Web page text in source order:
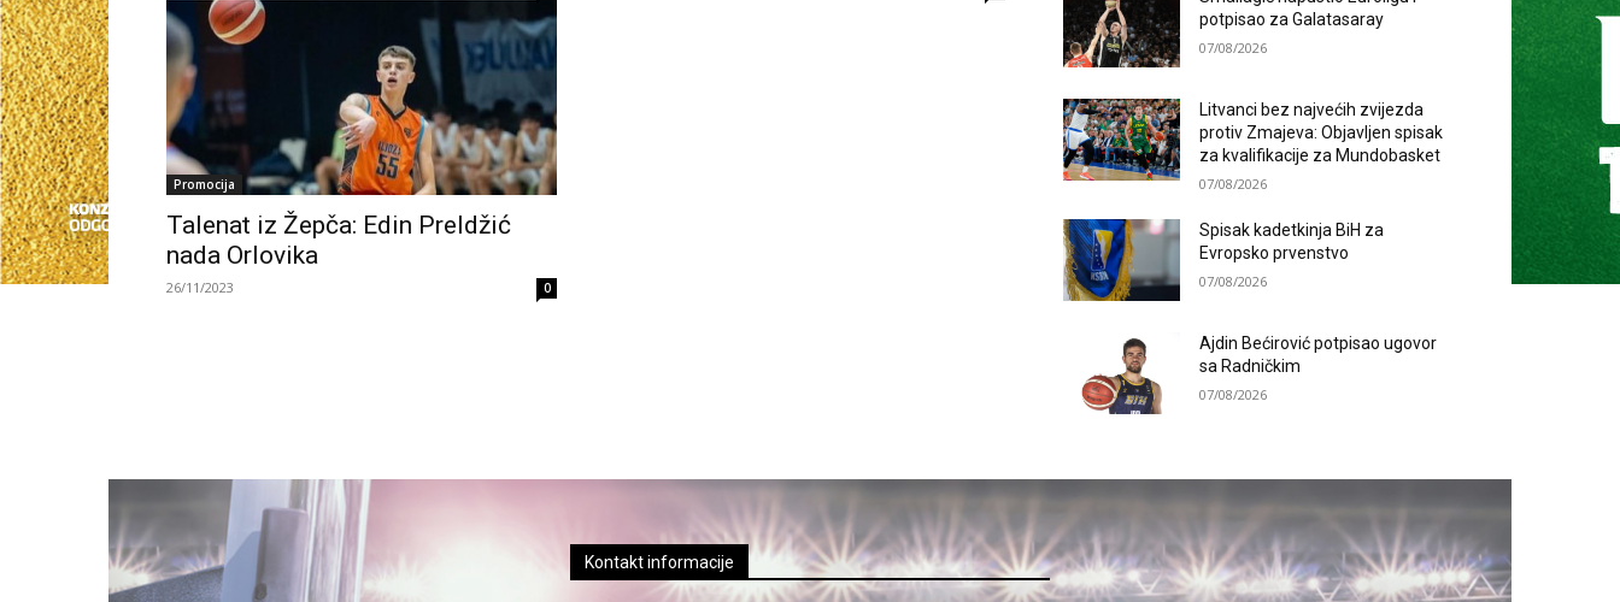
Promocija
Talenat iz Žepča: Edin Preldžić
nada Orlovika
26/11/2023 0
potpisao za Galatasaray
07/08/2026
Litvanci bez najvećih zvijezda
protiv Zmajeva: Objavljen spisak
za kvalifikacije za Mundobasket
07/08/2026
Spisak kadetkinja BiH za
Evropsko prvenstvo
07/08/2026
Ajdin Bećirović potpisao ugovor
sa Radničkim
07/08/2026
Kontakt informacije